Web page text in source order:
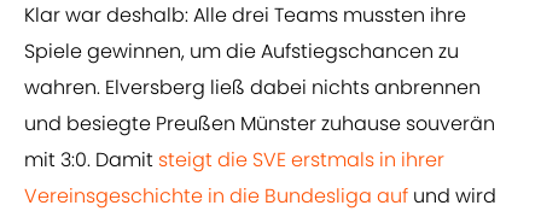
Klar war deshalb: Alle drei Teams mussten ihre
Spiele gewinnen, um die Aufstiegschancen zu
wahren. Elversberg ließ dabei nichts anbrennen
und besiegte Preußen Münster zuhause souverän
mit 3:0. Damit steigt die SVE erstmals in ihrer
Vereinsgeschichte in die Bundesliga auf und wird